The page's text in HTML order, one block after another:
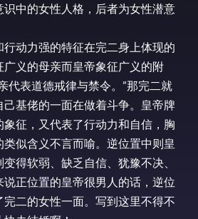
中的女性人格，后者为女性潜意
动力强的特征在完二身上体现的
义的母亲而皇帝象征广义的附
代表道德戒律与禁令。”那完二就
己基佬的一面在做着斗争。皇帝牌
象征，又代表了行动力和自信，胸
似含义不言而喻。逆位置中则皇
得软弱、缺乏自信、犹豫不决、
正位置的皇帝很男人的话，逆位
二的女性一面。写到这里不得不